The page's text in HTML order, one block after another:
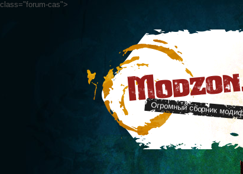
class="forum-cas">
Огромный сборник